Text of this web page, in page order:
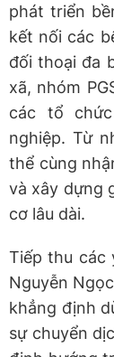
phát triển
kết nối các
đối thoại đa
xã, nhóm
các tổ
nghiệp. Từ
thể cùng
và xây dựng
cơ lâu dài.
Tiếp thu các
Nguyễn
khẳng định
sự chuyển